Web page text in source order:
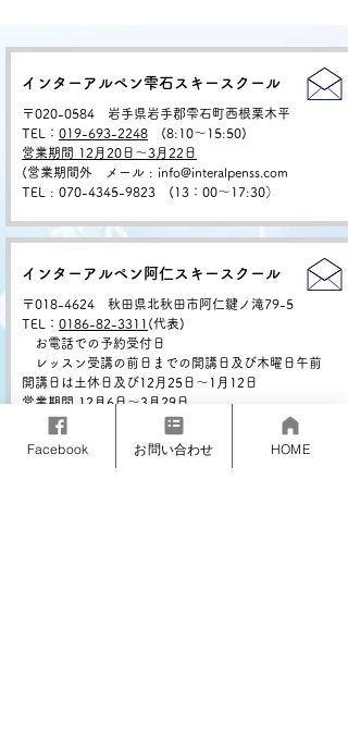
集
インターアルペン雫石スキースクール
〒020-0584 岩手県岩手郡雫石町西根栗木平
TEL： 019-693-2248 (8:10〜15:50)
営業期間 12月20日～3月22日
(営業期間外 メール : info@interalpenss.com
TEL
: 070-4345-9823 (13：00〜17:30）
インターアルペン阿仁スキースクール
〒018-4624 秋田県北秋田市阿仁鍵ノ滝79-5
TEL： 0186-82-3311 (代表)
お電話での予約受付日
レッスン受講の前日までの開講日及び木曜日午前
開講日は土休日及び12月25日〜1月12日
営業期間 12月6日～3月29日
(営業期間外 メール : info@interalpenss.com
070-4345-9823 ( 13：00〜17:30）
Facebook お問い合わせ HOME